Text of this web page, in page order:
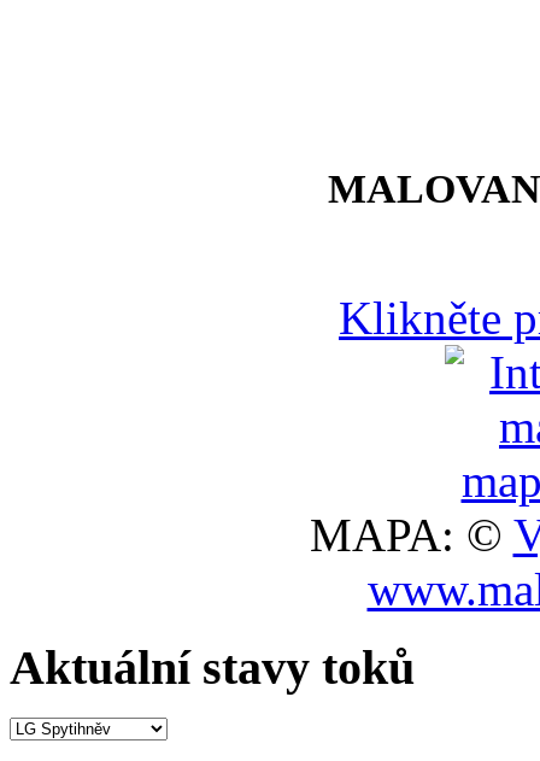
Klikněte
MAPA: ©
Aktuální stavy toků